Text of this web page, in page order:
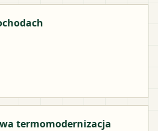
termomodernizacja